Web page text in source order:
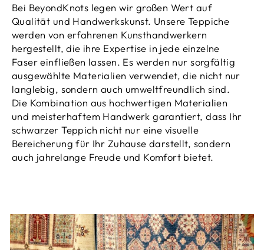
Bei BeyondKnots legen wir großen Wert auf
Qualität und Handwerkskunst. Unsere Teppiche
werden von erfahrenen Kunsthandwerkern
hergestellt, die ihre Expertise in jede einzelne
Faser einfließen lassen. Es werden nur sorgfältig
ausgewählte Materialien verwendet, die nicht nur
langlebig, sondern auch umweltfreundlich sind.
Die Kombination aus hochwertigen Materialien
und meisterhaftem Handwerk garantiert, dass Ihr
schwarzer Teppich nicht nur eine visuelle
Bereicherung für Ihr Zuhause darstellt, sondern
auch jahrelange Freude und Komfort bietet.